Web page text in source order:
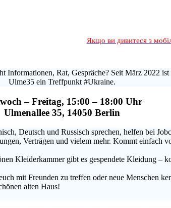
Якщо ви дивитеся з
Informationen, Rat, Gespräche? Seit März 2022 ist
Ulme35 ein Treffpunkt #Ukraine.
– Freitag, 15:00 – 18:00 Uhr
Ulmenallee 35, 14050 Berlin
Deutsch und Russisch sprechen, helfen bei
Verträgen und vielem mehr. Kommt einfach
Kleiderkammer gibt es gespendete Kleidung –
mit Freunden zu treffen oder neue Menschen
alten Haus!